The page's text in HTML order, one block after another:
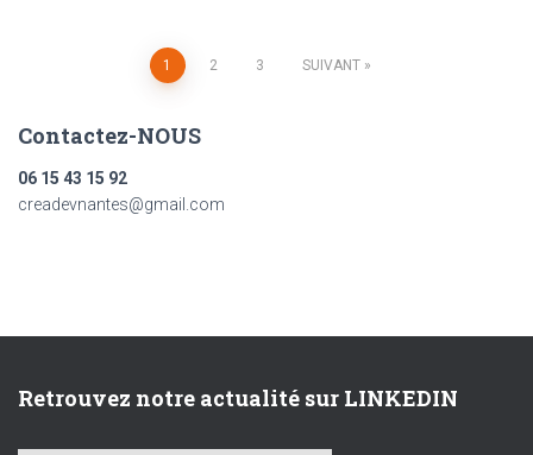
1 2 3 SUIVANT
Contactez-NOUS
06 15 43 15 92
creadevnantes@gmail.com
Retrouvez notre actualité sur LINKEDIN